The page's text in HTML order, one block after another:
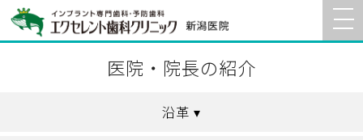
医院・院長の紹介
沿革 ▾